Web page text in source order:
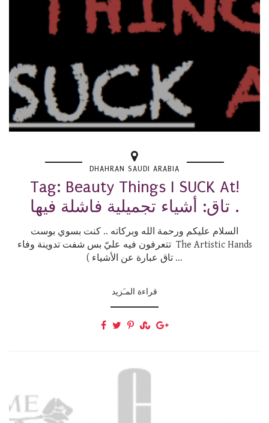
DHAHRAN SAUDI ARABIA
Tag: Beauty Things I SUCK At!
تاق: أشياء تجميلية فاشلة فيها .
السلام عليكم ورحمة الله وبركاته .. كنت بسوي بوست
تتعرفون فيه عليّ بس شفت تدوينة وفاء The Artistic Hands
( تاق عبارة عن الأشياء ...
قراءة المـَزيد